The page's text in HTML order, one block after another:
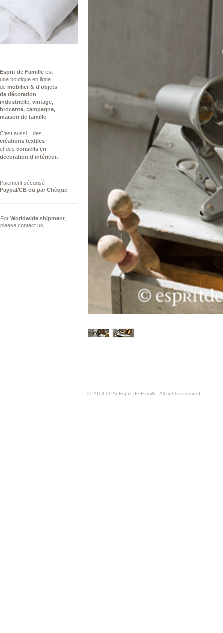
Esprit de Famille est
une boutique en ligne
de mobilier & d'objets
de décoration
industrielle, vintage,
brocante, campagne,
maison de famille
C'est aussi...​ des
créations textiles
et des conseils ​en
décoration d'intérieur
Paiement sécurisé
Paypal/CB ou par Chèque
For Worldwide shipment
please contact us
© 2013-2026 Esprit de Famille. All rights reserved.